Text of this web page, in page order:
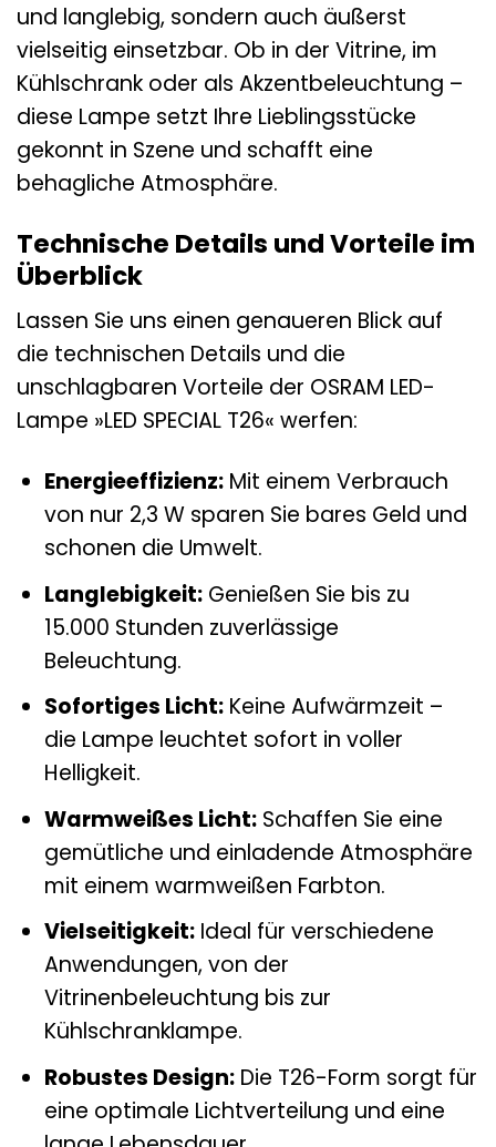
und langlebig, sondern auch äußerst
vielseitig einsetzbar. Ob in der Vitrine, im
Kühlschrank oder als Akzentbeleuchtung –
diese Lampe setzt Ihre Lieblingsstücke
gekonnt in Szene und schafft eine
behagliche Atmosphäre.
Technische Details und Vorteile im
Überblick
Lassen Sie uns einen genaueren Blick auf
die technischen Details und die
unschlagbaren Vorteile der OSRAM LED-
Lampe »LED SPECIAL T26« werfen:
Energieeffizienz:Mit einem Verbrauch
von nur 2,3 W sparen Sie bares Geld und
schonen die Umwelt.
Langlebigkeit:Genießen Sie bis zu
15.000 Stunden zuverlässige
Beleuchtung.
Sofortiges Licht:Keine Aufwärmzeit –
die Lampe leuchtet sofort in voller
Helligkeit.
Warmweißes Licht:Schaffen Sie eine
gemütliche und einladende Atmosphäre
mit einem warmweißen Farbton.
Vielseitigkeit:Ideal für verschiedene
Anwendungen, von der
Vitrinenbeleuchtung bis zur
Kühlschranklampe.
Robustes Design:Die T26-Form sorgt für
eine optimale Lichtverteilung und eine